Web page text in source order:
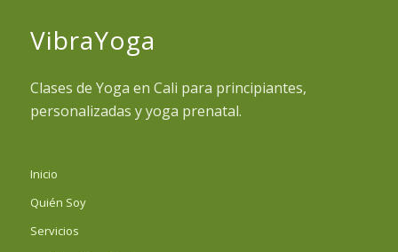
VibraYoga
Clases de Yoga en Cali para principiantes,
personalizadas y yoga prenatal.
Inicio
Quién Soy
Servicios